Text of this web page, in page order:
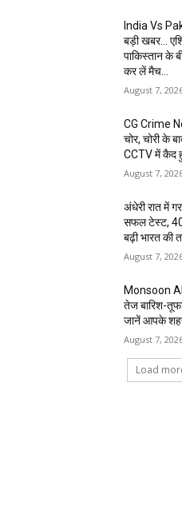
India Vs
बड़ी खबर…
पाकिस्तान के
कर लें मैच...
August 7,
CG Crime
चोर, चोरी के
CCTV में कैद
August 7,
अंधेरी रात में
सफल टेस्ट,
बढ़ी भारत की
August 7,
Monsoon
तेज बारिश-
जानें आपके
August 7,
Load